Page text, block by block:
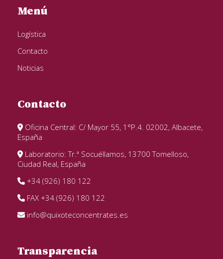
Menú
Logística
Contacto
Noticias
Contacto
Oficina Central: C/ Mayor 55, 1°P.4. 02002, Albacete,
España
Laboratorio: Tr.ª Socuéllamos, 13700 Tomelloso,
Ciudad Real, España
+34 (926) 180 122
FAX +34 (926) 180 122
info@quixoteconcentrates.es
Transparencia